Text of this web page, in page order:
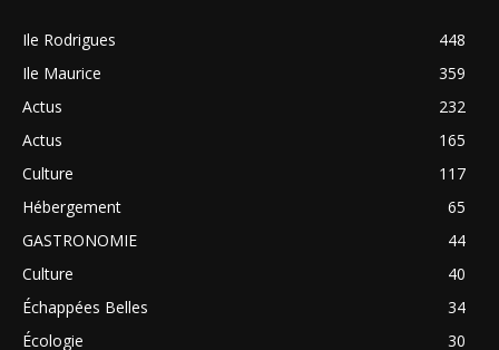
Ile Rodrigues
448
Ile Maurice
359
Actus
232
Actus
165
Culture
117
Hébergement
65
GASTRONOMIE
44
Culture
40
Échappées Belles
34
Écologie
30